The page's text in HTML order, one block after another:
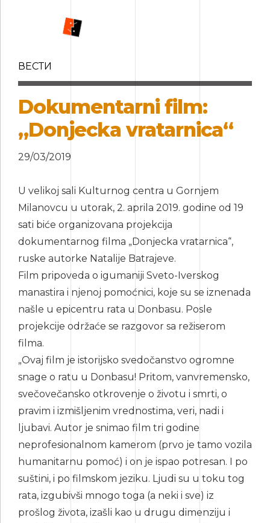
ВЕСТИ
Dokumentarni film:
„Donjecka vratarnica“
29/03/2019
U velikoj sali Kulturnog centra u Gornjem
Milanovcu u utorak, 2. aprila 2019. godine od 19
sati biće organizovana projekcija
dokumentarnog filma „Donjecka vratarnica“,
ruske autorke Natalije Batrajeve.
Film pripoveda o igumaniji Sveto-Iverskog
manastira i njenoj pomoćnici, koje su se iznenada
našle u epicentru rata u Donbasu. Posle
projekcije održaće se razgovor sa režiserom
filma.
„Ovaj film je istorijsko svedočanstvo ogromne
snage o ratu u Donbasu! Pritom, vanvremensko,
svečovečansko otkrovenje o životu i smrti, o
pravim i izmišljenim vrednostima, veri, nadi i
ljubavi. Autor je snimao film tri godine
neprofesionalnom kamerom (prvo je tamo vozila
humanitarnu pomoć) i on je ispao potresan. I po
suštini, i po filmskom jeziku. Ljudi su u toku tog
rata, izgubivši mnogo toga (a neki i sve) iz
prošlog života, izašli kao u drugu dimenziju i